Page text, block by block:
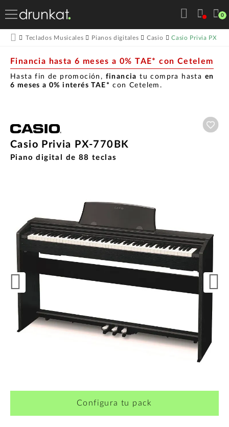
0
Teclados Musicales Pianos digitales Casio Casio Privia PX-
Financia hasta 6 meses a 0% TAE* con Cetelem
Hasta fin de promoción, financia tu compra hasta en
6 meses a 0% interés TAE* con Cetelem.
Casio Privia PX-770BK
Piano digital de 88 teclas
Configura tu pack